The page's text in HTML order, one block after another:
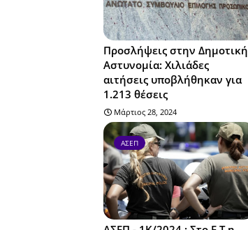
Προσλήψεις στην Δημοτική
Αστυνομία: Χιλιάδες
αιτήσεις υποβλήθηκαν για
1.213 θέσεις
Μάρτιος 28, 2024
ΑΣΕΠ